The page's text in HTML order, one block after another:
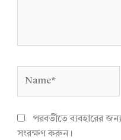
পরবর্তীতে ব্যবহারের
সংরক্ষণ করুন।